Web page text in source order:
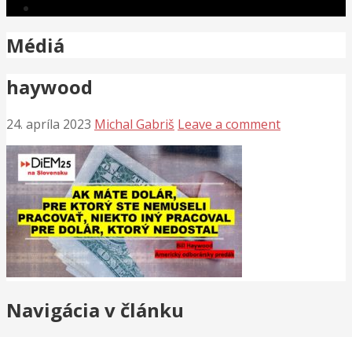
Médiá
haywood
24. apríla 2023 Michal Gabriš Leave a comment
Navigácia v článku